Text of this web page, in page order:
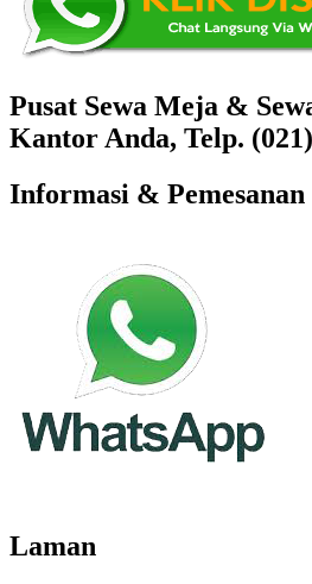
Pusat Sewa Meja &
Kantor Anda, Telp.
Informasi & Pemesanan
Laman